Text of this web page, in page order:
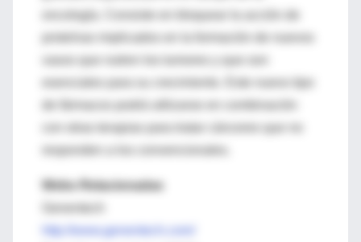
oncología. Consiste en bloquear la acción de
con otras terapias para tratar cánceres que no
Webs Relacionadas
http://www.genentech.com/